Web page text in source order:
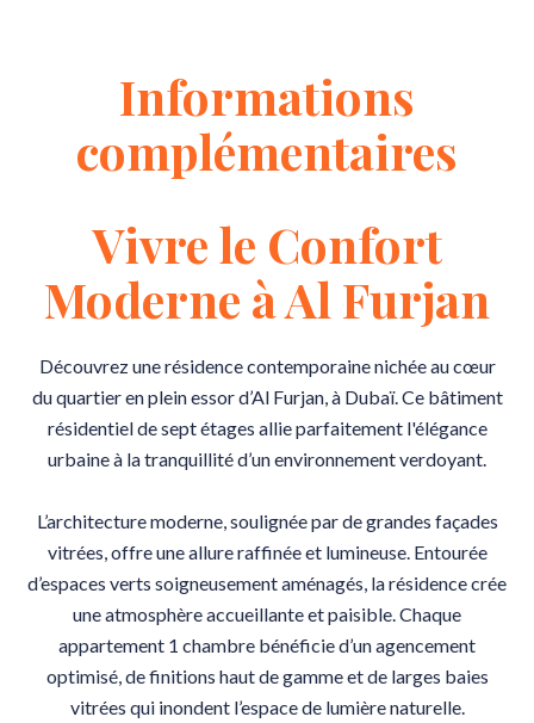
Informations
complémentaires
Vivre le Confort
Moderne à Al Furjan
Découvrez une résidence contemporaine nichée au cœur
du quartier en plein essor d’Al Furjan, à Dubaï. Ce bâtiment
résidentiel de sept étages allie parfaitement l'élégance
urbaine à la tranquillité d’un environnement verdoyant.
L’architecture moderne, soulignée par de grandes façades
vitrées, offre une allure raffinée et lumineuse. Entourée
d’espaces verts soigneusement aménagés, la résidence crée
une atmosphère accueillante et paisible. Chaque
appartement 1 chambre bénéficie d’un agencement
optimisé, de finitions haut de gamme et de larges baies
vitrées qui inondent l’espace de lumière naturelle.